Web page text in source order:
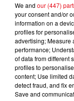
We and our (447)
your consent and/or
information on a
profiles for
advertising; Measure
performance;
of data from different
profiles to
content; Use limited
detect fraud, and fix
Save and